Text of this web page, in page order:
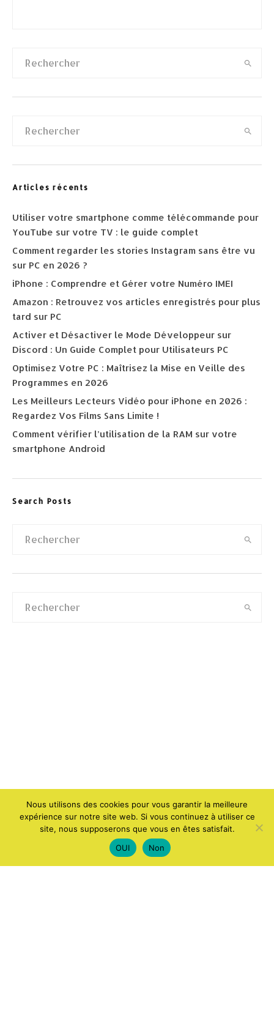
Articles récents
Utiliser votre smartphone comme télécommande pour
YouTube sur votre TV : le guide complet
Comment regarder les stories Instagram sans être vu
sur PC en 2026 ?
iPhone : Comprendre et Gérer votre Numéro IMEI
Amazon : Retrouvez vos articles enregistrés pour plus
tard sur PC
Activer et Désactiver le Mode Développeur sur
Discord : Un Guide Complet pour Utilisateurs PC
Optimisez Votre PC : Maîtrisez la Mise en Veille des
Programmes en 2026
Les Meilleurs Lecteurs Vidéo pour iPhone en 2026 :
Regardez Vos Films Sans Limite !
Comment vérifier l’utilisation de la RAM sur votre
smartphone Android
Search Posts
Nous utilisons des cookies pour vous garantir la meilleure
expérience sur notre site web. Si vous continuez à utiliser ce
site, nous supposerons que vous en êtes satisfait.
OUI
Non